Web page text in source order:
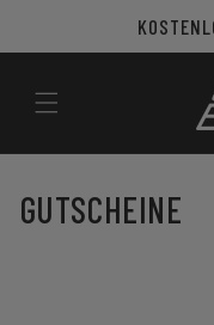
Inhalt
K
GUTSCHEINE